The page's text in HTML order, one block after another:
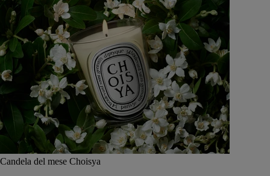
Candela del mese Choisya